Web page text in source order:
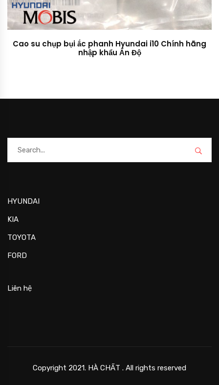
Cao su chụp bụi ắc phanh Hyundai i10 Chính hãng
nhập khẩu Ấn Độ
HYUNDAI
KIA
TOYOTA
FORD
Liên hệ
Copyright 2021. HÀ CHẤT . All rights reserved